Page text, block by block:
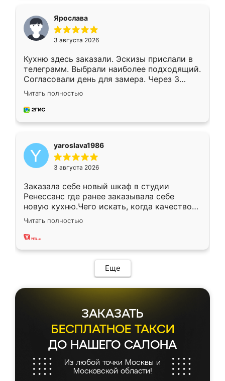
Ярослава
3 августа 2026
Кухню здесь заказали. Эскизы прислали в
телеграмм. Выбрали наиболее подходящий.
Согласовали день для замера. Через 3
недели кухня была уже готова. Остались
довольны работой. Спасибо Ренессанс
мебель за качественную работу!
Читать полностью
yaroslava1986
3 августа 2026
Заказала себе новый шкаф в студии
Ренессанс где ранее заказывала себе
новую кухню.Чего искать, когда качеством
вполне довольна. Служит кухня уже почти
два года, нареканий нет.
Читать полностью
Еще
ЗАКАЗАТЬ
БЕСПЛАТНОЕ ТАКСИ
ДО НАШЕГО САЛОНА
Из любой точки Москвы и
Московской области!